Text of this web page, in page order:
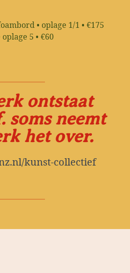
• oplage 1/1 • €175
5 • €60
ontstaat
soms neemt
het over.
kunst-collectief